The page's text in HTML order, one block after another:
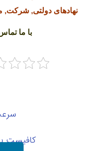
نهادهای دولتی, شرکت,
با ما تماس
کافیست